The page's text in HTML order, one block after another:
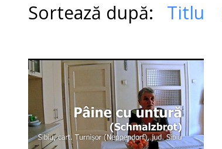
Sortează după: Titlu